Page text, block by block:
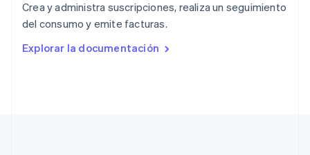
Crea y administra suscripciones, realiza un seguimiento
del consumo y emite facturas.
Explorar la documentación
República Checa
English
English